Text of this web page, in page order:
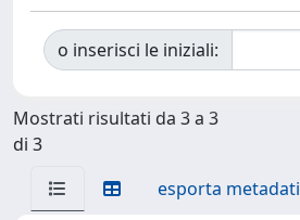
o inserisci le iniziali:
Mostrati risultati da 3 a 3
di 3
esporta metadati